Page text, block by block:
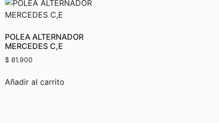
POLEA ALTERNADOR
MERCEDES C,E
$ 81.900
Añadir al carrito